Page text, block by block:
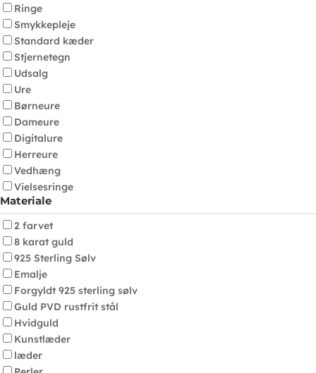
Ringe
Smykkepleje
Standard kæder
Stjernetegn
Udsalg
Ure
Børneure
Dameure
Digitalure
Herreure
Vedhæng
Vielsesringe
Materiale
2 farvet
8 karat guld
925 Sterling Sølv
Emalje
Forgyldt 925 sterling sølv
Guld PVD rustfrit stål
Hvidguld
Kunstlæder
læder